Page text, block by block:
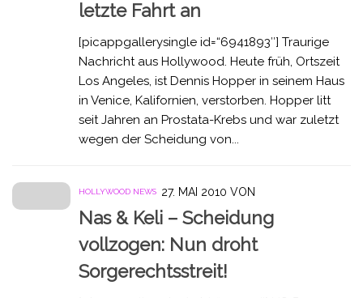
letzte Fahrt an
[picappgallerysingle id=“6941893″] Traurige
Nachricht aus Hollywood. Heute früh, Ortszeit
Los Angeles, ist Dennis Hopper in seinem Haus
in Venice, Kalifornien, verstorben. Hopper litt
seit Jahren an Prostata-Krebs und war zuletzt
wegen der Scheidung von...
HOLLYWOOD NEWS 27. MAI 2010 VON
Nas & Keli – Scheidung
vollzogen: Nun droht
Sorgerechtsstreit!